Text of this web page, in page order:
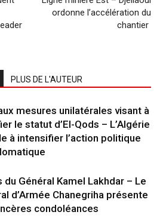
ordonne l’accélération du
chantier
PLUS DE L'AUTEUR
mesures unilatérales visant à
le statut d’El-Qods – L’Algérie
à intensifier l’action politique
du Général Kamel Lakhdar – Le
d’Armée Chanegriha présente
condoléances